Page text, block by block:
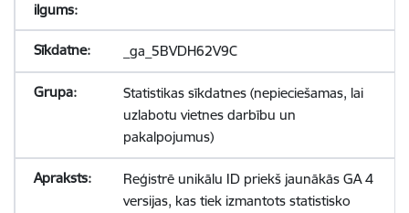
_ga_5BVDH62V9C
Statistikas sīkdatnes (nepieciešamas, lai
uzlabotu vietnes darbību un
pakalpojumus)
Reģistrē unikālu ID priekš jaunākās GA 4
versijas, kas tiek izmantots statistisko